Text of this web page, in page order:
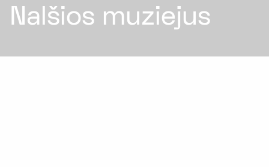
Nalšios muziejus